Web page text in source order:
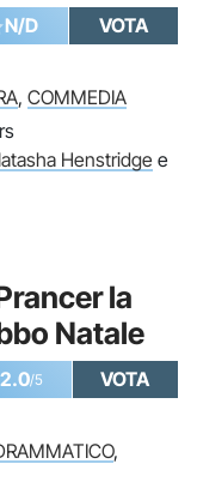
N/D
VOTA
, COMMEDIA
Henstridge e
la
Natale
2.0/5
VOTA
,